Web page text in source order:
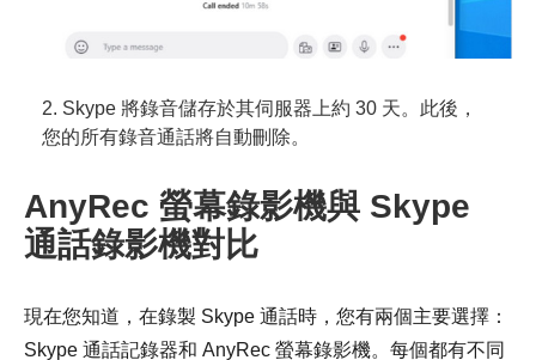
2. Skype 將錄音儲存於其伺服器上約 30 天。此後，
您的所有錄音通話將自動刪除。
AnyRec 螢幕錄影機與 Skype
通話錄影機對比
現在您知道，在錄製 Skype 通話時，您有兩個主要選擇：
Skype 通話記錄器和 AnyRec 螢幕錄影機。每個都有不同